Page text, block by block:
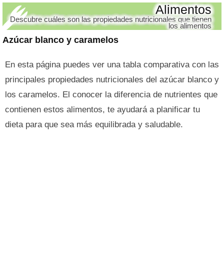
Azúcar blanco y caramelos
Alimentos
Descubre cuáles son las propiedades nutricionales que tienen
los alimentos
En esta página puedes ver una tabla comparativa con las
principales propiedades nutricionales del azúcar blanco y
los caramelos. El conocer la diferencia de nutrientes que
contienen estos alimentos, te ayudará a planificar tu
dieta para que sea más equilibrada y saludable.